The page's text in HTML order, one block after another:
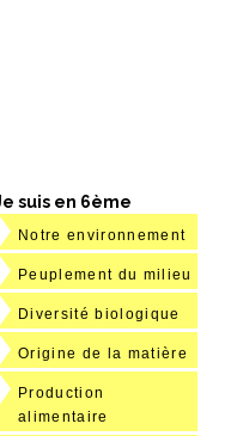
suis en 6ème
Notre environnement
Peuplement du milieu
Diversité biologique
Origine de la matière
Production
alimentaire